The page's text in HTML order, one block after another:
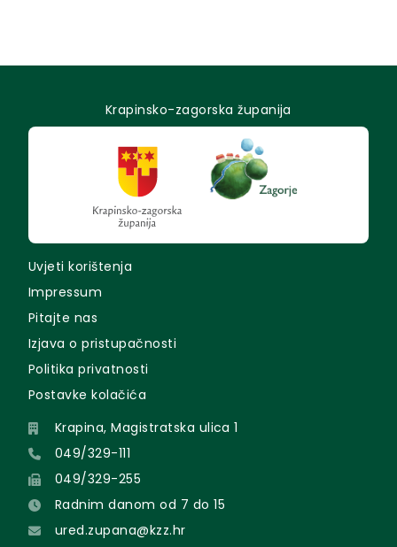
Krapinsko-zagorska županija
Uvjeti korištenja
Impressum
Pitajte nas
Izjava o pristupačnosti
Politika privatnosti
Postavke kolačića
Krapina, Magistratska ulica 1
049/329-111
049/329-255
Radnim danom od 7 do 15
ured.zupana@kzz.hr